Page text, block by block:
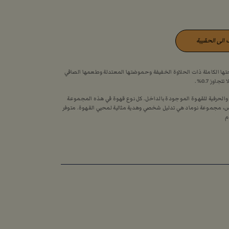
الحقيبة
الكاملة ذات الحلاوة الخفيفة وحموضتها المعتدلة وطعمها الصافي
0.7%.
والحرفية للقهوة الموجودة بالداخل. كل نوع قهوة في هذه المجموعة
مجموعة نوماد هي تدليل شخصي وهدية مثالية لمحبي القهوة. متوفر